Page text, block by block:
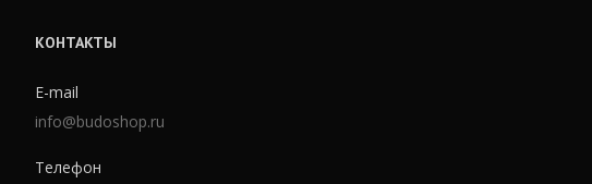
КОНТАКТЫ
E-mail
info@budoshop.ru
Телефон